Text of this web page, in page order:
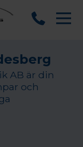
AB är din
och